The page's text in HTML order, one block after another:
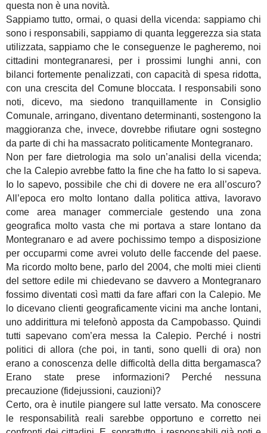
questa non è una novità.
Sappiamo tutto, ormai, o quasi della vicenda: sappiamo chi
sono i responsabili, sappiamo di quanta leggerezza sia stata
utilizzata, sappiamo che le conseguenze le pagheremo, noi
cittadini montegranaresi, per i prossimi lunghi anni, con
bilanci fortemente penalizzati, con capacità di spesa ridotta,
con una crescita del Comune bloccata. I responsabili sono
noti, dicevo, ma siedono tranquillamente in Consiglio
Comunale, arringano, diventano determinanti, sostengono la
maggioranza che, invece, dovrebbe rifiutare ogni sostegno
da parte di chi ha massacrato politicamente Montegranaro.
Non per fare dietrologia ma solo un’analisi della vicenda;
che la Calepio avrebbe fatto la fine che ha fatto lo si sapeva.
Io lo sapevo, possibile che chi di dovere ne era all’oscuro?
All’epoca ero molto lontano dalla politica attiva, lavoravo
come area manager commerciale gestendo una zona
geografica molto vasta che mi portava a stare lontano da
Montegranaro e ad avere pochissimo tempo a disposizione
per occuparmi come avrei voluto delle faccende del paese.
Ma ricordo molto bene, parlo del 2004, che molti miei clienti
del settore edile mi chiedevano se davvero a Montegranaro
fossimo diventati così matti da fare affari con la Calepio. Me
lo dicevano clienti geograficamente vicini ma anche lontani,
uno addirittura mi telefonò apposta da Campobasso. Quindi
tutti sapevano com’era messa la Calepio. Perché i nostri
politici di allora (che poi, in tanti, sono quelli di ora) non
erano a conoscenza delle difficoltà della ditta bergamasca?
Erano state prese informazioni? Perché nessuna
precauzione (fidejussioni, cauzioni)?
Certo, ora è inutile piangere sul latte versato. Ma conoscere
le responsabilità reali sarebbe opportuno e corretto nei